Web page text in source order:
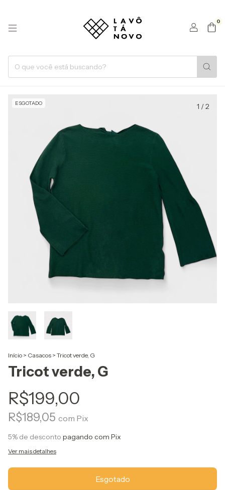
0
ESGOTADO 1 /2
Início > Casacos > Tricot verde, G
Tricot verde, G
R$199,00
R$189,05 com Pix
5% de desconto pagando com Pix
Ver mais detalhes